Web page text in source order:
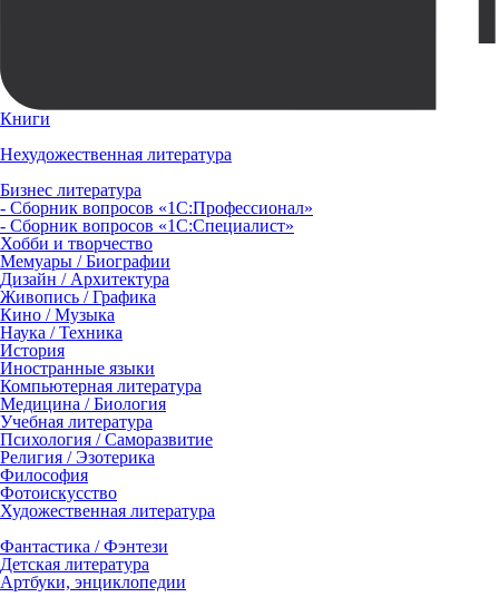
Книги
Нехудожественная литература
Бизнес литература
- Сборник вопросов «1С:Профессионал»
- Сборник вопросов «1С:Специалист»
Хобби и творчество
Мемуары / Биографии
Дизайн / Архитектура
Живопись / Графика
Кино / Музыка
Наука / Техника
История
Иностранные языки
Компьютерная литература
Медицина / Биология
Учебная литература
Психология / Саморазвитие
Религия / Эзотерика
Философия
Фотоискусство
Художественная литература
Фантастика / Фэнтези
Детская литература
Артбуки, энциклопедии